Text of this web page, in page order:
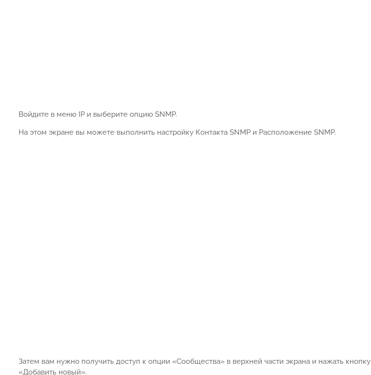
Войдите в меню IP и выберите опцию SNMP.
На этом экране вы можете выполнить настройку Контакта SNMP и Расположение SNMP.
Затем вам нужно получить доступ к опции «Сообщества» в верхней части экрана и нажать кнопку
«Добавить новый».